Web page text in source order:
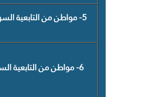
5- مواطن من التابعية
6- مواطن من التابعية السورية أوقف